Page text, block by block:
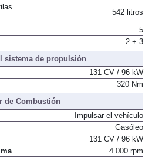
542 litros
5
2 + 3
sistema de propulsión
131 CV / 96 kW
320 Nm
de Combustión
Impulsar el vehículo
Gasóleo
131 CV / 96 kW
4.000 rpm